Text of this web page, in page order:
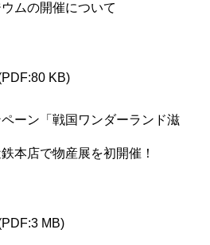
ムの開催について
KB)
ーン「戦国ワンダーランド滋
本店で物産展を初開催！
MB)